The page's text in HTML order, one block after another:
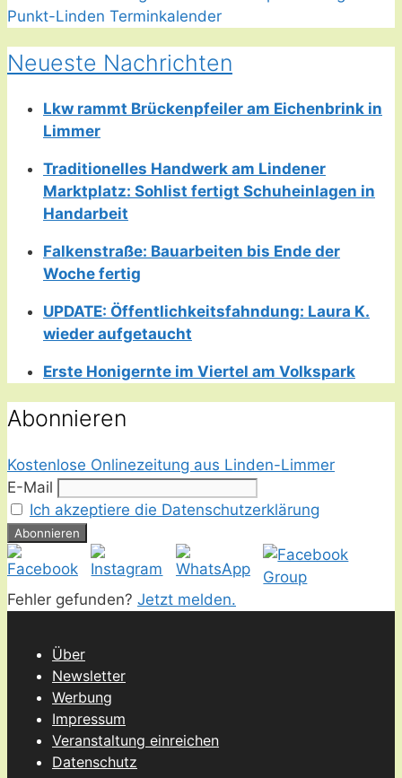
Neueste Nachrichten
Lkw rammt Brückenpfeiler am Eichenbrink in
Limmer
Traditionelles Handwerk am Lindener
Marktplatz: Sohlist fertigt Schuheinlagen in
Handarbeit
Falkenstraße: Bauarbeiten bis Ende der
Woche fertig
UPDATE: Öffentlichkeitsfahndung: Laura K.
wieder aufgetaucht
Erste Honigernte im Viertel am Volkspark
Abonnieren
Kostenlose Onlinezeitung aus Linden-Limmer
E-Mail
Ich akzeptiere die Datenschutzerklärung
Fehler gefunden? Jetzt melden.
Über
Newsletter
Werbung
Impressum
Veranstaltung einreichen
Datenschutz